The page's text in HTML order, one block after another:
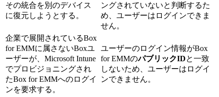
その統合を別のデバイス
に復元しようとする。
ングされていないと判断するた
め、ユーザーはログインできま
せん。
企業で展開されているBox
for EMMに属さないBoxユ
ーザーが、Microsoft Intune
でプロビジョニングされ
たBox for EMMへのログイ
ンを要求する。
ユーザーのログイン情報がBox
for EMMのパブリックIDと一致
しないため、ユーザーはログイ
ンできません。